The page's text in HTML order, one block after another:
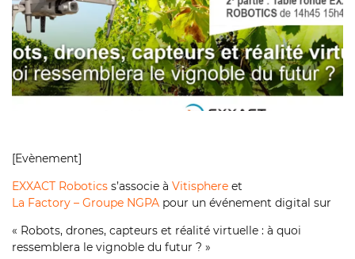
[Evènement]
EXXACT Robotics s’associe à Vitisphere et
La Factory – Groupe NGPA pour un événement digital sur
« Robots, drones, capteurs et réalité virtuelle : à quoi
ressemblera le vignoble du futur ? »